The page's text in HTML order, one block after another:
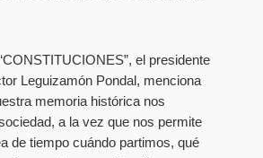
el presidente
Leguizamón Pondal, menciona
memoria histórica nos
a la vez que nos permite
de tiempo cuándo partimos, qué